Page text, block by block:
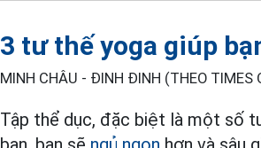
3 tư thế yoga giúp
MINH CHÂU - ĐINH ĐINH (THEO TIMES
Tập thể dục, đặc biệt là một số